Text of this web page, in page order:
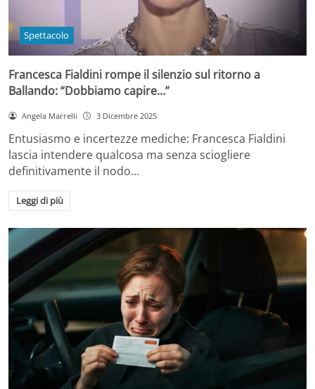
Spettacolo
Francesca Fialdini rompe il silenzio sul ritorno a
Ballando: “Dobbiamo capire…”
Angela Marrelli 3 Dicembre 2025
Entusiasmo e incertezze mediche: Francesca Fialdini
lascia intendere qualcosa ma senza sciogliere
definitivamente il nodo…
Leggi di più